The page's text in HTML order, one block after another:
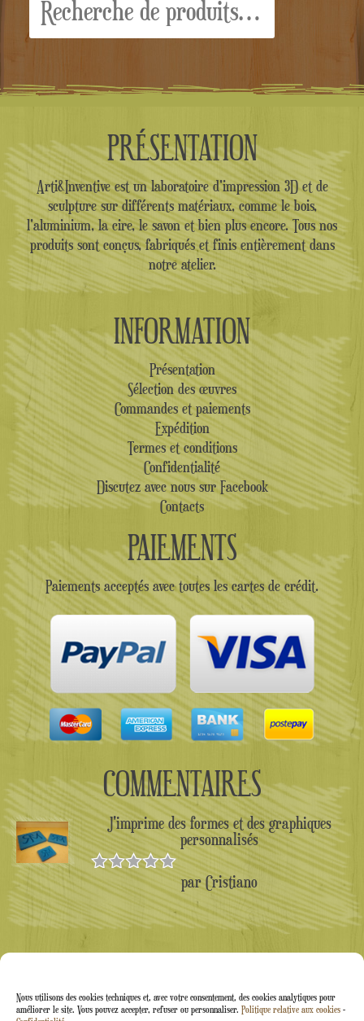
Nous utilisons des cookies techniques et, avec votre consentement, des cookies analytiques pour
améliorer le site. Vous pouvez accepter, refuser ou personnaliser. Politique relative aux cookies -
pour :
PRÉSENTATION
Arti&Inventive est un laboratoire d'impression 3D et de
sculpture sur différents matériaux, comme le bois,
l'aluminium, la cire, le savon et bien plus encore. Tous nos
produits sont conçus, fabriqués et finis entièrement dans
notre atelier.
INFORMATION
Présentation
Sélection des œuvres
Commandes et paiements
Expédition
Termes et conditions
Confidentialité
Discutez avec nous sur Facebook
Contacts
PAIEMENTS
Paiements acceptés avec toutes les cartes de crédit.
COMMENTAIRES
J'imprime des formes et des graphiques
personnalisés
Note 5sur
5
par Cristiano